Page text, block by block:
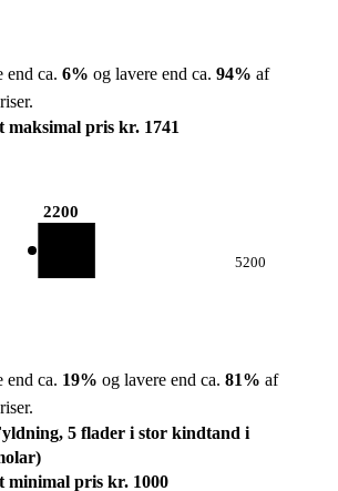
end ca. 6% og lavere end ca. 94% af
maksimal pris kr. 1741
2200
5200
end ca. 19% og lavere end ca. 81% af
5 flader i stor kindtand i
minimal pris kr. 1000